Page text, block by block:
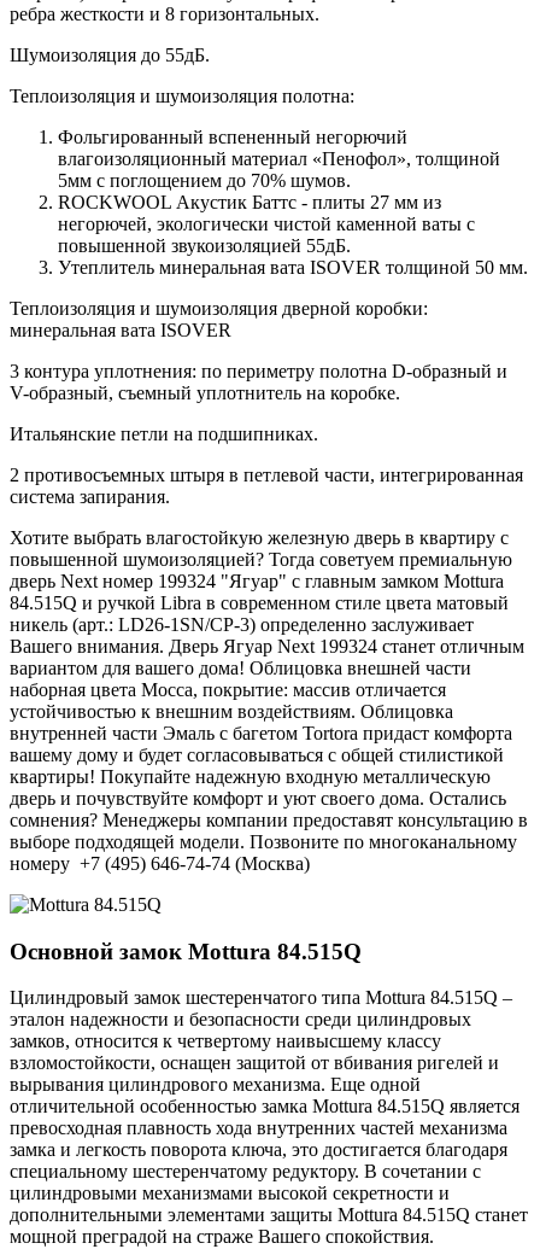
ребра жесткости и 8 горизонтальных.
Шумоизоляция до 55дБ.
Теплоизоляция и шумоизоляция полотна:
Фольгированный вспененный негорючий
влагоизоляционный материал «Пенофол», толщиной
5мм с поглощением до 70% шумов.
ROCKWOOL Акустик Баттс - плиты 27 мм из
негорючей, экологически чистой каменной ваты с
повышенной звукоизоляцией 55дБ.
Утеплитель минеральная вата ISOVER толщиной 50 мм.
Теплоизоляция и шумоизоляция дверной коробки:
минеральная вата ISOVER
3 контура уплотнения: по периметру полотна D-образный и
V-образный, съемный уплотнитель на коробке.
Итальянские петли на подшипниках.
2 противосъемных штыря в петлевой части, интегрированная
система запирания.
Хотите выбрать влагостойкую железную дверь в квартиру с
повышенной шумоизоляцией? Тогда советуем премиальную
дверь Next номер 199324 "Ягуар" с главным замком Mottura
84.515Q и ручкой Libra в современном стиле цвета матовый
никель (арт.: LD26-1SN/CP-3) определенно заслуживает
Вашего внимания. Дверь Ягуар Next 199324 станет отличным
вариантом для вашего дома! Облицовка внешней части
наборная цвета Mocca, покрытие: массив отличается
устойчивостью к внешним воздействиям. Облицовка
внутренней части Эмаль с багетом Tortora придаст комфорта
вашему дому и будет согласовываться с общей стилистикой
квартиры! Покупайте надежную входную металлическую
дверь и почувствуйте комфорт и уют своего дома. Остались
сомнения? Менеджеры компании предоставят консультацию в
выборе подходящей модели. Позвоните по многоканальному
номеру +7 (495) 646-74-74 (Москва)
Основной замок Mottura 84.515Q
Цилиндровый замок шестеренчатого типа Mottura 84.515Q –
эталон надежности и безопасности среди цилиндровых
замков, относится к четвертому наивысшему классу
взломостойкости, оснащен защитой от вбивания ригелей и
вырывания цилиндрового механизма. Еще одной
отличительной особенностью замка Mottura 84.515Q является
превосходная плавность хода внутренних частей механизма
замка и легкость поворота ключа, это достигается благодаря
специальному шестеренчатому редуктору. В сочетании с
цилиндровыми механизмами высокой секретности и
дополнительными элементами защиты Mottura 84.515Q станет
мощной преградой на страже Вашего спокойствия.